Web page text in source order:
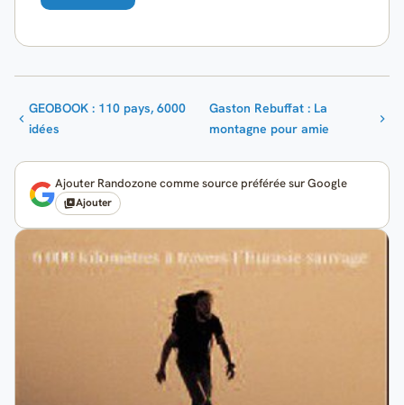
GEOBOOK : 110 pays, 6000
idées
Gaston Rebuffat : La
montagne pour amie
Ajouter Randozone comme source préférée sur Google
Ajouter